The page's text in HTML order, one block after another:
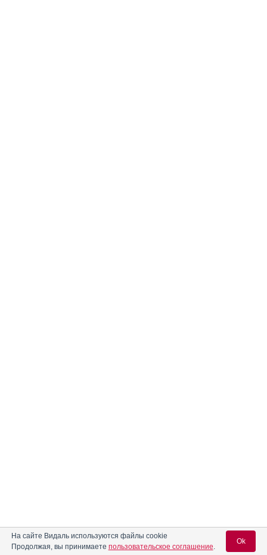
На сайте Видаль используются файлы cookie
Продолжая, вы принимаете пользовательское соглашение.
Ok